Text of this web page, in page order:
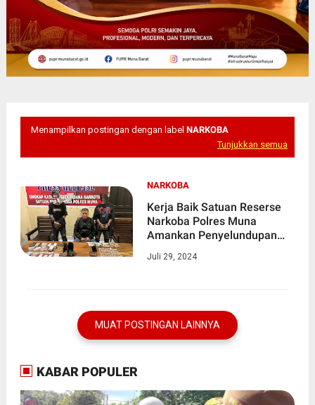
Menampilkan postingan dengan label NARKOBA
Tunjukkan semua
NARKOBA
Kerja Baik Satuan Reserse
Narkoba Polres Muna
Amankan Penyelundupan
Sabu Masuk Muna Barat
Juli 29, 2024
MUAT POSTINGAN LAINNYA
KABAR POPULER